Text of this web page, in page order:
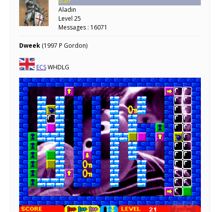
Aladin
Level 25
Messages : 16071
Dweek (1997 P Gordon)
ECSWHDLG